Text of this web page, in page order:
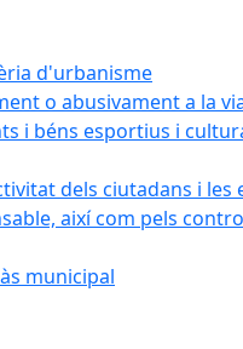
d'urbanisme
o abusivament a la
i béns esportius i
dels ciutadans i les
així com pels
municipal